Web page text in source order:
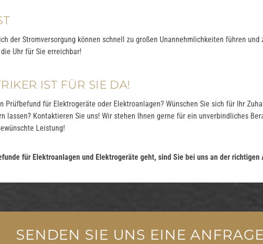
der Stromversorgung können schnell zu großen Unannehmlichkeiten führen
Uhr für Sie erreichbar!
IST FÜR SIE DA!
Prüfbefund für Elektrogeräte oder Elektroanlagen? Wünschen Sie sich für Ihr
lassen? Kontaktieren Sie uns! Wir stehen Ihnen gerne für ein unverbindliches
Leistung!
für Elektroanlagen und Elektrogeräte geht, sind Sie bei uns an der richtigen
SENDEN SIE UNS EINE